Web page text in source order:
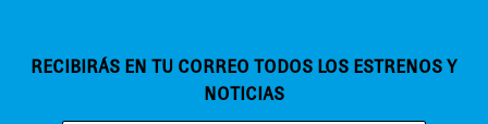
RECIBIRÁS EN TU CORREO TODOS LOS ESTRENOS Y
NOTICIAS